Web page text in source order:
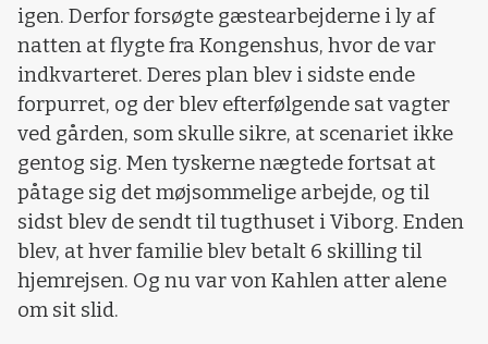
igen. Derfor forsøgte gæstearbejderne i ly af
natten at flygte fra Kongenshus, hvor de var
indkvarteret. Deres plan blev i sidste ende
forpurret, og der blev efterfølgende sat vagter
ved gården, som skulle sikre, at scenariet ikke
gentog sig. Men tyskerne nægtede fortsat at
påtage sig det møjsommelige arbejde, og til
sidst blev de sendt til tugthuset i Viborg. Enden
blev, at hver familie blev betalt 6 skilling til
hjemrejsen. Og nu var von Kahlen atter alene
om sit slid.